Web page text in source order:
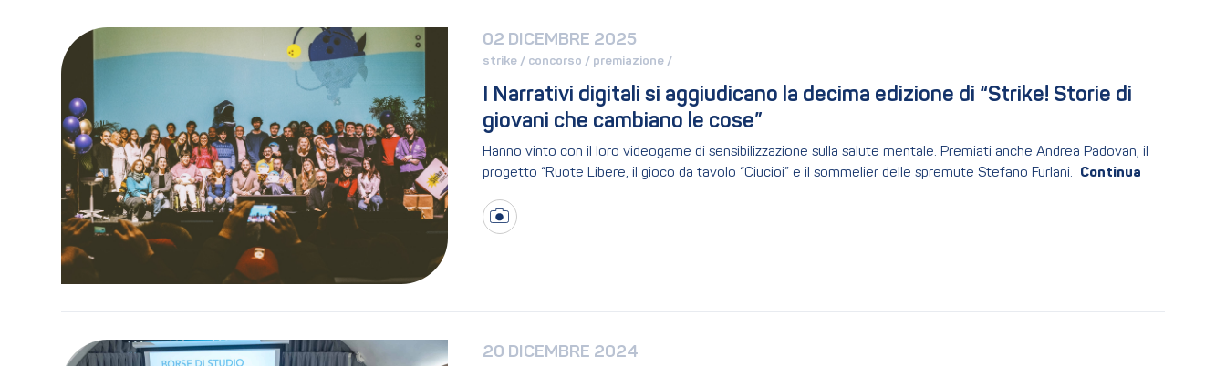
02 DICEMBRE 2025
strike / concorso / premiazione /
I Narrativi digitali si aggiudicano la decima edizione di “Strike! Storie di
giovani che cambiano le cose”
Hanno vinto con il loro videogame di sensibilizzazione sulla salute mentale. Premiati anche Andrea Padovan, il
progetto “Ruote Libere, il gioco da tavolo “Ciucioi” e il sommelier delle spremute Stefano Furlani.
20 DICEMBRE 2024